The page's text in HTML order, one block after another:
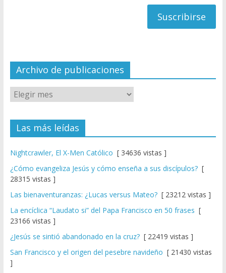
el
Archivo de publicaciones
Las más leídas
Nightcrawler, El X-Men Católico [ 34636 vistas ]
¿Cómo evangeliza Jesús y cómo enseña a sus discípulos?[
28315 vistas ]
Las bienaventuranzas: ¿Lucas versus Mateo?[ 23212 vistas ]
La encíclica “Laudato si” del Papa Francisco en 50 frases [
23166 vistas ]
¿Jesús se sintió abandonado en la cruz?[ 22419 vistas ]
San Francisco y el origen del pesebre navideño [ 21430 vistas
]